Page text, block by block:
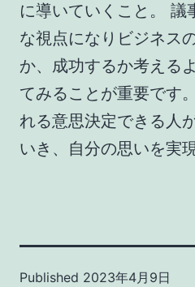
に導いていくこと。 議
な視点になりビジネス
か、成功するか考える
てみることが重要です
れる意思決定できる人
いき、自分の思いを実
Published 2023年4月9日